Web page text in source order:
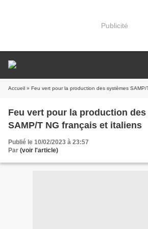
Publicité
Accueil » Feu vert pour la production des systèmes
Feu vert pour la production
SAMP/T NG français et italiens
Publié le 10/02/2023 à 23:57
Par (voir l'article)